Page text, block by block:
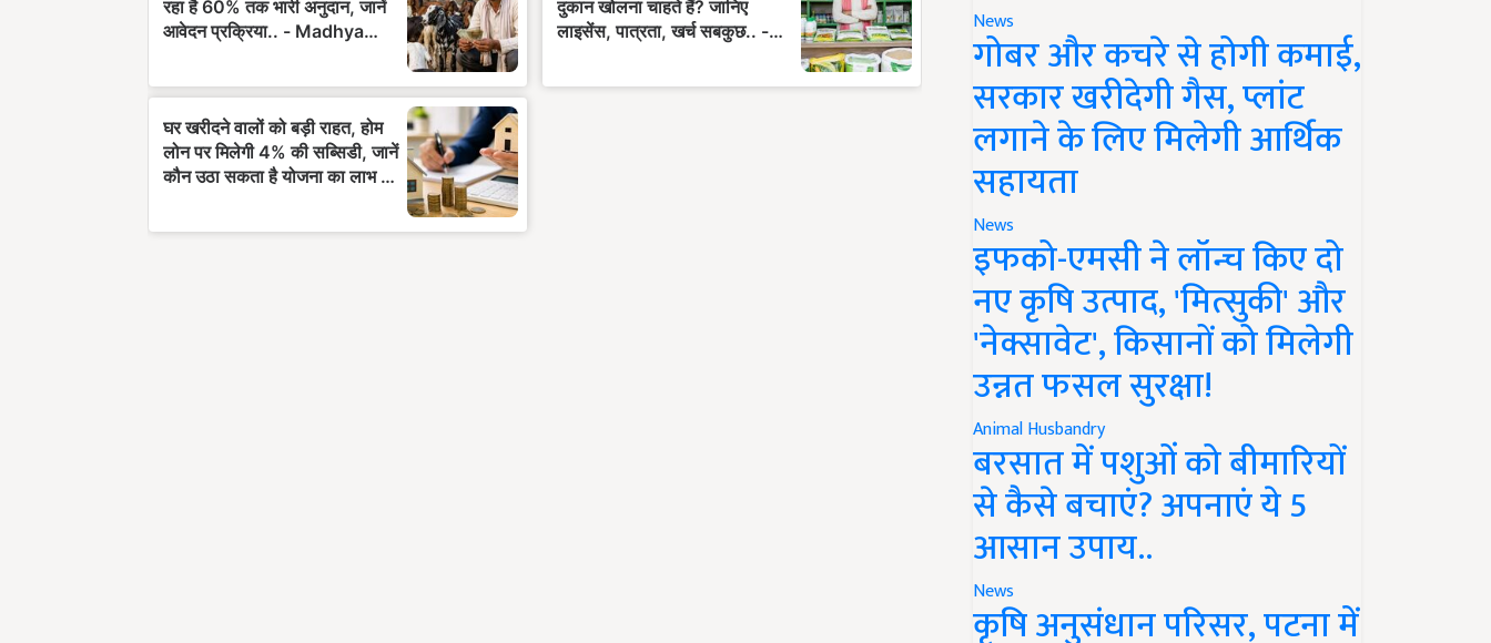
News
गोबर और कचरे से होगी कमाई,
सरकार खरीदेगी गैस, प्लांट
लगाने के लिए मिलेगी आर्थिक
सहायता
News
इफको-एमसी ने लॉन्च किए दो
नए कृषि उत्पाद, 'मित्सुकी' और
'नेक्सावेट', किसानों को मिलेगी
उन्नत फसल सुरक्षा!
Animal Husbandry
बरसात में पशुओं को बीमारियों
से कैसे बचाएं? अपनाएं ये 5
आसान उपाय..
News
कृषि अनुसंधान परिसर, पटना में